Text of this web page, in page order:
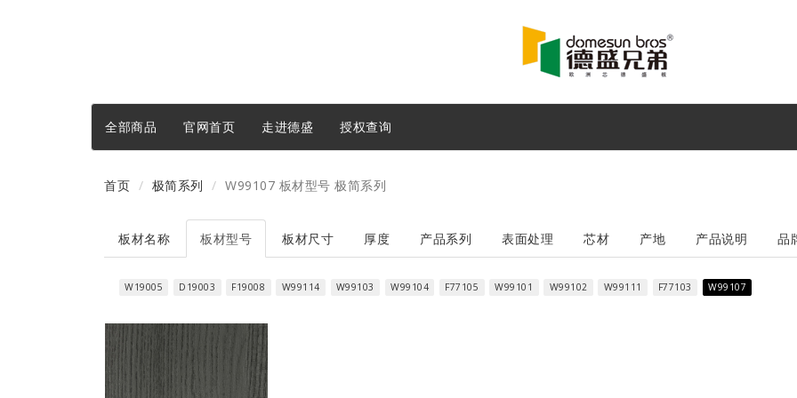
全部商品 官网首页 走进德盛 授权查询
首页 极简系列 W99107 板材型号 极简系列
板材名称 板材型号 板材尺寸 厚度 产品系列 表面处理 芯材 产地 产品说明 品
W19005 D19003 F19008 W99114 W99103 W99104 F77105 W99101 W99102 W99111 F77103 W99107